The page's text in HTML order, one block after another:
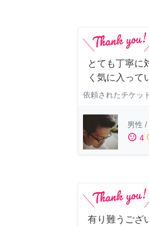
とても丁寧に
く気に入って
依頼されたチケット
男性 /
sentiment_satisfied 4
有り難うござ